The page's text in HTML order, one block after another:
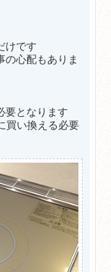
けです
心配もありま
となります
い換える必要